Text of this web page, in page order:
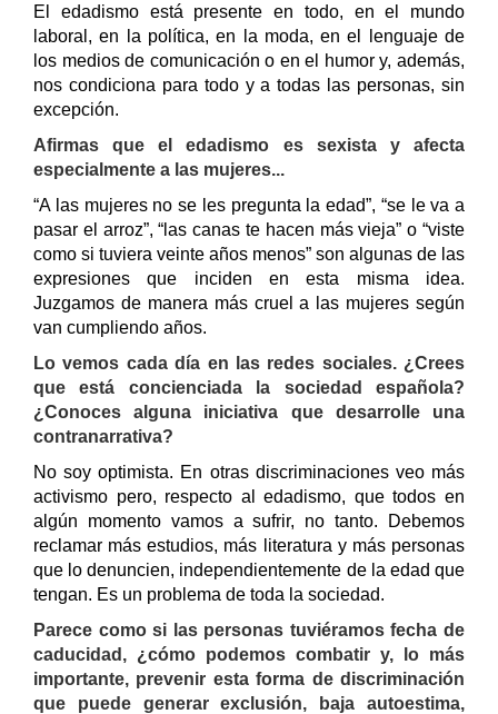
El edadismo está presente en todo, en el mundo
laboral, en la política, en la moda, en el lenguaje de
los medios de comunicación o en el humor y, además,
nos condiciona para todo y a todas las personas, sin
excepción.
Afirmas que el edadismo es sexista y afecta
especialmente a las mujeres...
“A las mujeres no se les pregunta la edad”, “se le va a
pasar el arroz”, “las canas te hacen más vieja” o “viste
como si tuviera veinte años menos” son algunas de las
expresiones que inciden en esta misma idea.
Juzgamos de manera más cruel a las mujeres según
van cumpliendo años.
Lo vemos cada día en las redes sociales. ¿Crees
que está concienciada la sociedad española?
¿Conoces alguna iniciativa que desarrolle una
contranarrativa?
No soy optimista. En otras discriminaciones veo más
activismo pero, respecto al edadismo, que todos en
algún momento vamos a sufrir, no tanto. Debemos
reclamar más estudios, más literatura y más personas
que lo denuncien, independientemente de la edad que
tengan. Es un problema de toda la sociedad.
Parece como si las personas tuviéramos fecha de
caducidad, ¿cómo podemos combatir y, lo más
importante, prevenir esta forma de discriminación
que puede generar exclusión, baja autoestima,